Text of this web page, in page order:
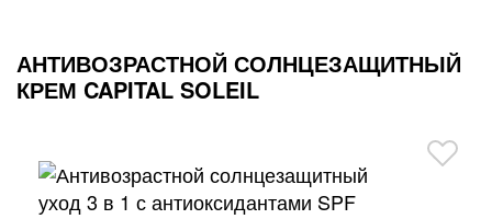
АНТИВОЗРАСТНОЙ СОЛНЦЕЗАЩИТНЫЙ
КРЕМ CAPITAL SOLEIL